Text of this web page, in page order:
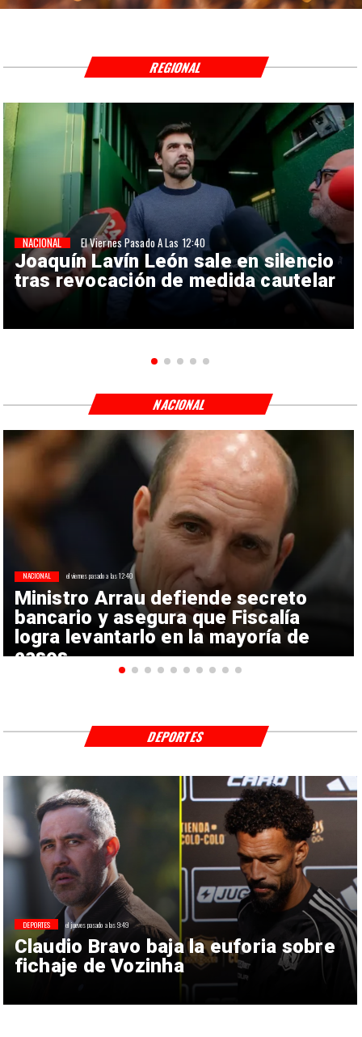
Joaquín Lavín León sale en silencio
tras revocación de medida cautelar
NACIONAL El Viernes Pasado A Las 12:40
REGIONAL
Ministro Arrau defiende secreto
bancario y asegura que Fiscalía
logra levantarlo en la mayoría de
casos
NACIONAL el viernes pasado a las 12:40
NACIONAL
Claudio Bravo baja la euforia sobre
fichaje de Vozinha
DEPORTES el jueves pasado a las 9:49
DEPORTES